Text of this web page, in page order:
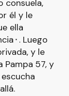
consuela,
él y le
ella
Luego
y le
Pampa 57, y